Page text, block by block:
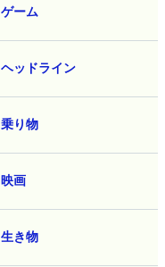
ゲーム
ヘッドライン
乗り物
映画
生き物